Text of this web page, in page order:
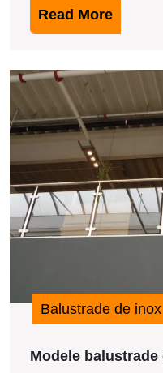
Read MoreRead
More
Balustrade de inox
Modele